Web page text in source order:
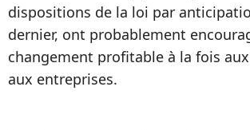
dispositions de la loi par
dernier, ont probablement
changement profitable à la fois
aux entreprises.